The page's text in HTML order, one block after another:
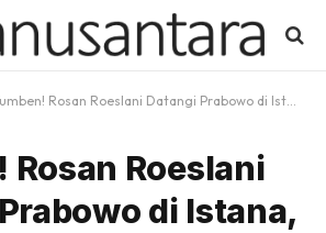
Rosan Roeslani Datangi Prabowo di Istana, Ada Apa Gerangan?
Rosan Roeslani
di Istana,